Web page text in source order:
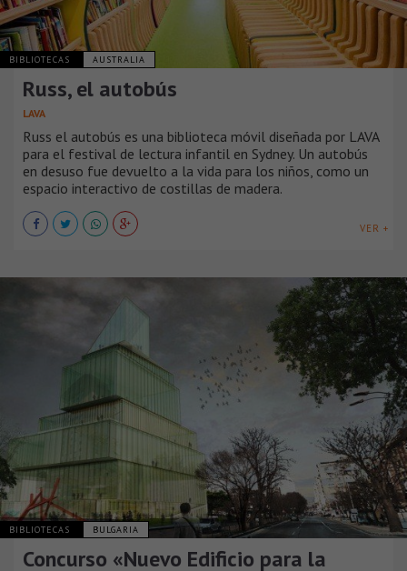
BIBLIOTECAS AUSTRALIA
Russ, el autobús
LAVA
Russ el autobús es una biblioteca móvil diseñada por LAVA
para el festival de lectura infantil en Sydney. Un autobús
en desuso fue devuelto a la vida para los niños, como un
espacio interactivo de costillas de madera.
VER +
BIBLIOTECAS BULGARIA
Concurso «Nuevo Edificio para la